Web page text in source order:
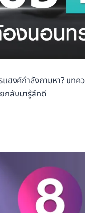
แฮงค์กำลังถามหา? บ
ยกลับมารู้สึกดี